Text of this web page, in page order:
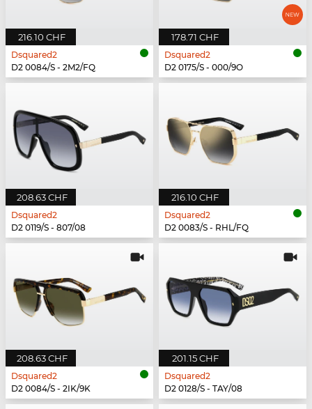
216.10 CHF
Dsquared2
D2 0084/S - 2M2/FQ
178.71 CHF
Dsquared2
D2 0175/S - 000/9O
208.63 CHF
Dsquared2
D2 0119/S - 807/08
216.10 CHF
Dsquared2
D2 0083/S - RHL/FQ
208.63 CHF
Dsquared2
D2 0084/S - 2IK/9K
201.15 CHF
Dsquared2
D2 0128/S - TAY/08